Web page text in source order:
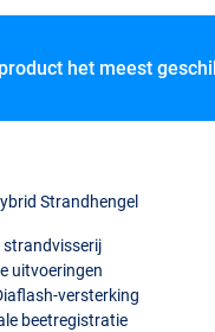
het meest
Strandhengel
strandvisserij
uitvoeringen
versterking
beetregistratie